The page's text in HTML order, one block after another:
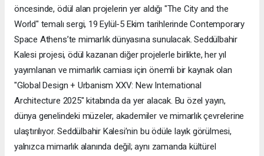
öncesinde, ödül alan projelerin yer aldığı "The City and the
World" temalı sergi, 19 Eylül-5 Ekim tarihlerinde Contemporary
Space Athens’te mimarlık dünyasına sunulacak. Seddülbahir
Kalesi projesi, ödül kazanan diğer projelerle birlikte, her yıl
yayımlanan ve mimarlık camiası için önemli bir kaynak olan
"Global Design + Urbanism XXV: New International
Architecture 2025" kitabında da yer alacak. Bu özel yayın,
dünya genelindeki müzeler, akademiler ve mimarlık çevrelerine
ulaştırılıyor. Seddülbahir Kalesi’nin bu ödüle layık görülmesi,
yalnızca mimarlık alanında değil; aynı zamanda kültürel